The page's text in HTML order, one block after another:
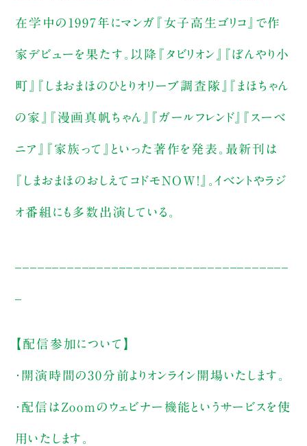
在学中の1997年にマンガ『女子高生ゴリコ』で作
家デビューを果たす。以降『タビリオン』『ぼんやり小
町』『しまおまほのひとりオリーブ調査隊』『まほちゃん
の家』『漫画真帆ちゃん』『ガールフレンド』『スーベ
ニア』『家族って』といった著作を発表。最新刊は
『しまおまほのおしえてコドモNOW！』。イベントやラジ
オ番組にも多数出演している。
【配信参加について】
・開演時間の30分前よりオンライン開場いたします。
・配信はZoomのウェビナー機能というサービスを使
用いたします。